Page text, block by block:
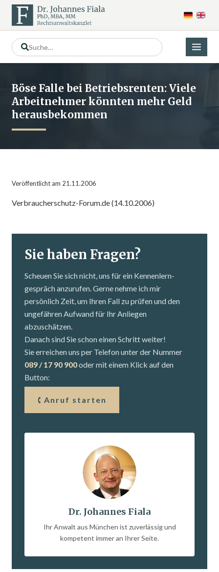
Böse Falle bei Betriebsrenten: Viele
Arbeitnehmer könnten mehr Geld
herausbekommen
Veröffentlicht am 21.11.2006
Verbraucherschutz-Forum.de (14.10.2006)
Sie haben Fragen?
Scheuen Sie sich nicht, uns für ein Kennenlern­
gespräch anzurufen. Gerne nehme ich mir
persönlich Zeit, um Ihren Fall zu prüfen und den
ungefähren Aufwand für Ihr Anliegen
abzuschätzen.
Danach sind Sie schon einen Schritt weiter!
Sie erreichen uns per Telefon unter der Nummer
089 / 17 90 900oder mit einem Klick auf den
Button:
Anruf starten
Dr. Johannes Fiala
Ihr Anwalt aus München ist zuverlässig und
kompetent immer an Ihrer Seite.